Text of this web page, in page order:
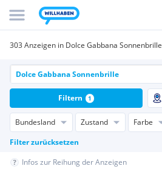
303 Anzeigen in Dolce Gabbana Sonnenbrille
Bundesland Zustand Farbe
Filter zurücksetzen
Filtern 1
Infos zur Reihung der Anzeigen